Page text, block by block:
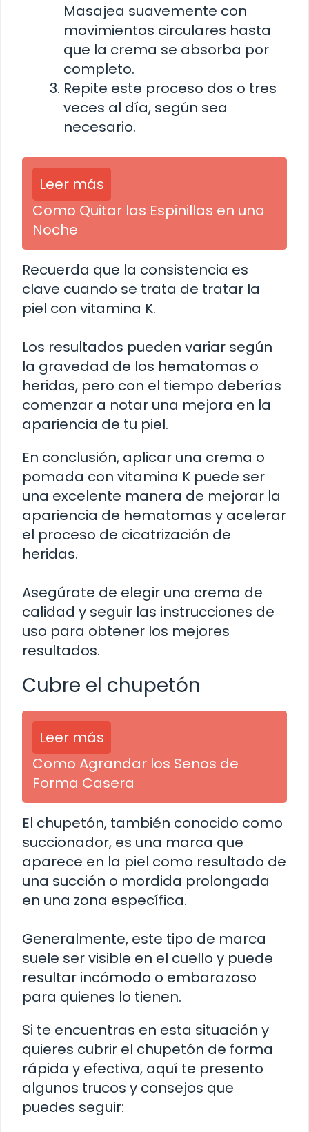
Masajea suavemente con
movimientos circulares hasta
que la crema se absorba por
completo.
Repite este proceso dos o tres
veces al día, según sea
necesario.
Leer más
Como Quitar las Espinillas en una
Noche
Recuerda que la consistencia es
clave cuando se trata de tratar la
piel con vitamina K.
Los resultados pueden variar según
la gravedad de los hematomas o
heridas, pero con el tiempo deberías
comenzar a notar una mejora en la
apariencia de tu piel.
En conclusión, aplicar una crema o
pomada con vitamina K puede ser
una excelente manera de mejorar la
apariencia de hematomas y acelerar
el proceso de cicatrización de
heridas.
Asegúrate de elegir una crema de
calidad y seguir las instrucciones de
uso para obtener los mejores
resultados.
Cubre el chupetón
Leer más
Como Agrandar los Senos de
Forma Casera
El chupetón, también conocido como
succionador, es una marca que
aparece en la piel como resultado de
una succión o mordida prolongada
en una zona específica.
Generalmente, este tipo de marca
suele ser visible en el cuello y puede
resultar incómodo o embarazoso
para quienes lo tienen.
Si te encuentras en esta situación y
quieres cubrir el chupetón de forma
rápida y efectiva, aquí te presento
algunos trucos y consejos que
puedes seguir: